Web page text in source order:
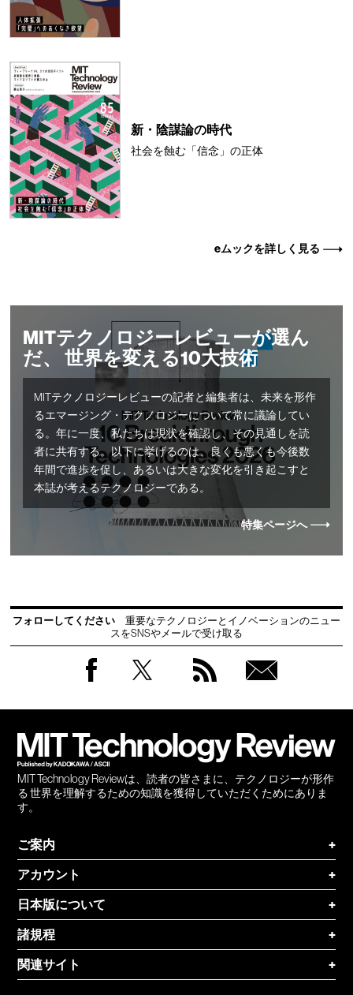
新・陰謀論の時代
社会を蝕む「信念」の正体
eムックを詳しく見る
MITテクノロジーレビューが選ん
だ、 世界を変える10大技術
MITテクノロジーレビューの記者と編集者は、未来を形作
るエマージング・テクノロジーについて常に議論してい
る。年に一度、私たちは現状を確認し、その見通しを読
者に共有する。以下に挙げるのは、良くも悪くも今後数
年間で進歩を促し、あるいは大きな変化を引き起こすと
本誌が考えるテクノロジーである。
特集ページへ
フォローしてください
重要なテクノロジーとイノベーションのニュー
スをSNSやメールで受け取る
MIT Technology Reviewは、読者の皆さまに、テクノロジーが形作
る 世界を理解するための知識を獲得していただくためにありま
す。
ご案内
+
アカウント
+
日本版について
+
諸規程
+
関連サイト
+